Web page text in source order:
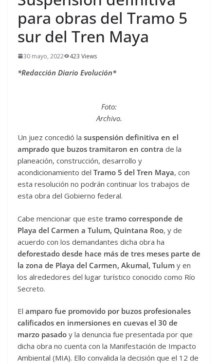
para obras del Tramo 5
sur del Tren Maya
30 mayo, 2022 423 Views
*Redacción Diario Evolución*
Foto:
Archivo.
Un juez concedió la suspensión definitiva en el
amprado que buzos tramitaron en contra de la
planeación, construcción, desarrollo y
acondicionamiento del Tramo 5 del Tren Maya, con
esta resolución no podrán continuar los trabajos de
esta obra del Gobierno federal.
Cabe mencionar que este tramo corresponde de
Playa del Carmen a Tulum, Quintana Roo, y de
acuerdo con los demandantes dicha obra ha
deforestado desde hace más de tres meses parte de
la zona de Playa del Carmen, Akumal, Tulum y en
los alrededores del lugar turístico conocido como Río
Secreto.
El amparo fue promovido por buzos profesionales
calificados en inmersiones en cuevas el 30 de
marzo pasado y la denuncia fue presentada por que
dicha obra no cuenta con la Manifestación de Impacto
Ambiental (MIA). Ello convalida la decisión que el 12 de